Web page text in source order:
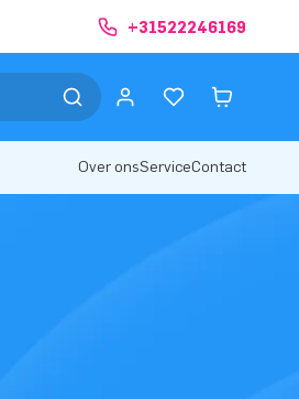
+31522246169
Over onsServiceContact